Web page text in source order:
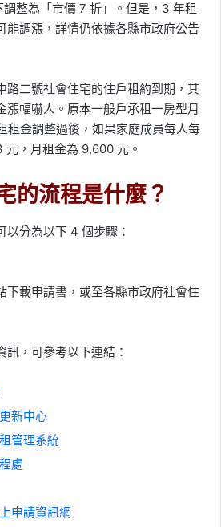
調整為「市價 7 折」。但是，3 年租
能調漲，詳情仍依據各縣市政府公告
路二號社會住宅的住戶租約到期，其
漲幅嚇人。原本一般戶承租一房型月
租金調整過後，如果家庭成員每人每
，月租金為 9,600 元。
的流程是什麼？
以分為以下 4 個步驟：
下載申請書，或至各縣市政府社會住
，可參考以下連結：
新中心
管理系統
處
申請資訊網